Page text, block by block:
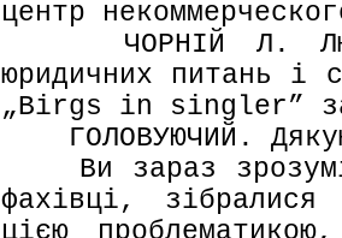
центр
ЧОРНІЙ Л.
юридичних питань і
„Birgs in singler” за
ГОЛОВУЮЧИЙ.
Ви зараз
фахівці,